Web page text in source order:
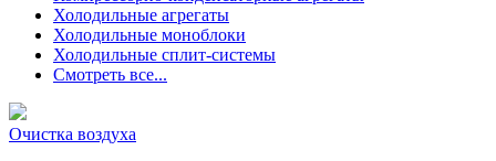
Холодильные агрегаты
Холодильные моноблоки
Холодильные сплит-системы
Смотреть все...
Очистка воздуха